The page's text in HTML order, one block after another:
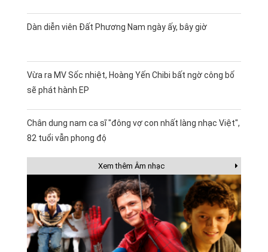
Dàn diễn viên Đất Phương Nam ngày ấy, bây giờ
Vừa ra MV Sốc nhiệt, Hoàng Yến Chibi bất ngờ công bố
sẽ phát hành EP
Chân dung nam ca sĩ "đông vợ con nhất làng nhạc Việt",
82 tuổi vẫn phong độ
Xem thêm Âm nhạc